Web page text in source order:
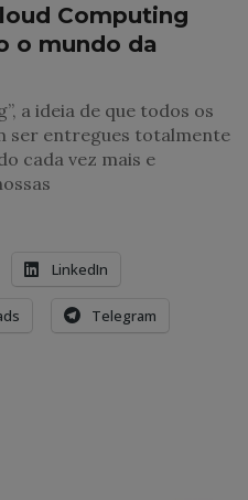
Computing
o mundo da
a ideia de que todos os
ser entregues totalmente
cada vez mais e
LinkedIn
Telegram